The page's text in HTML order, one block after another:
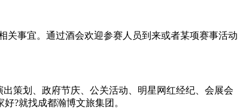
事宜。通过酒会欢迎参赛人员到来或者某项赛事活动
划、政府节庆、公关活动、明星网红经纪、会展会
?就找成都瀚博文旅集团。